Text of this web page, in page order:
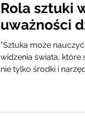
Rola sztuki
uważności
"Sztuka może
widzenia świata, które
nie tylko środki i